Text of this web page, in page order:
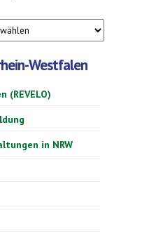
Westfalen
(REVELO)
in NRW